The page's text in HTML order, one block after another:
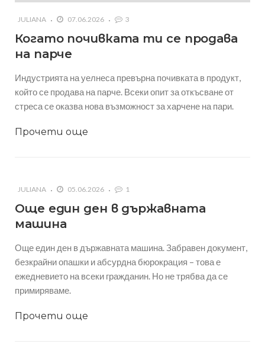
JULIANA 07.06.2026 3
Когато почивката ти се продава
на парче
Индустрията на уелнеса превърна почивката в продукт,
който се продава на парче. Всеки опит за откъсване от
стреса се оказва нова възможност за харчене на пари.
Прочети още
JULIANA 05.06.2026 1
Още един ден в държавната
машина
Още един ден в държавната машина. Забравен документ,
безкрайни опашки и абсурдна бюрокрация – това е
ежедневието на всеки гражданин. Но не трябва да се
примиряваме.
Прочети още